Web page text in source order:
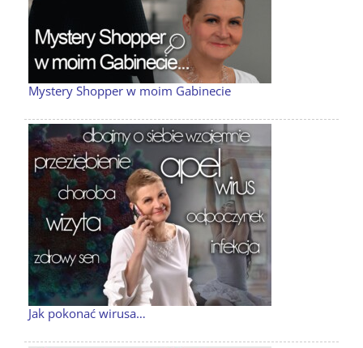
Mystery Shopper w moim Gabinecie
Jak pokonać wirusa…